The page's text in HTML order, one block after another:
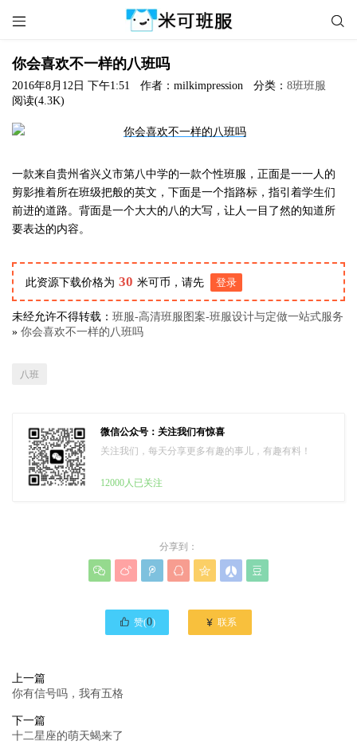
 
你会喜欢不一样的八班吗
2016年8月12日 下午1:51 作者：milkimpression 分类： 8班班服
阅读(4.3K)
一款来自贵州省兴义市第八中学的一款个性班服，正面是一一人的
剪影推着所在班级把般的英文，下面是一个指路标，指引着学生们
前进的道路。背面是一个大大的八的大写，让人一目了然的知道所
要表达的内容。
此资源下载价格为 30 米可币，请先 登录
未经允许不得转载： 班服-高清班服图案-班服设计与定做一站式服务
» 你会喜欢不一样的八班吗
八班
微信公众号：关注我们有惊喜
关注我们，每天分享更多有趣的事儿，有趣有料！
12000人已关注
分享到：
      
 赞(0)  联系
上一篇
你有信号吗，我有五格
下一篇
十二星座的萌天蝎来了